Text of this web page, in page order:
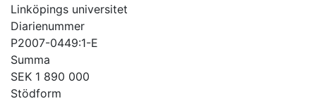
Linköpings universitet
Diarienummer
P2007-0449:1-E
Summa
SEK 1 890 000
Stödform